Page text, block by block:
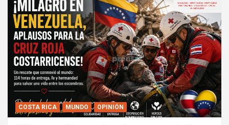
COSTA RICA MUNDO OPINIÓN